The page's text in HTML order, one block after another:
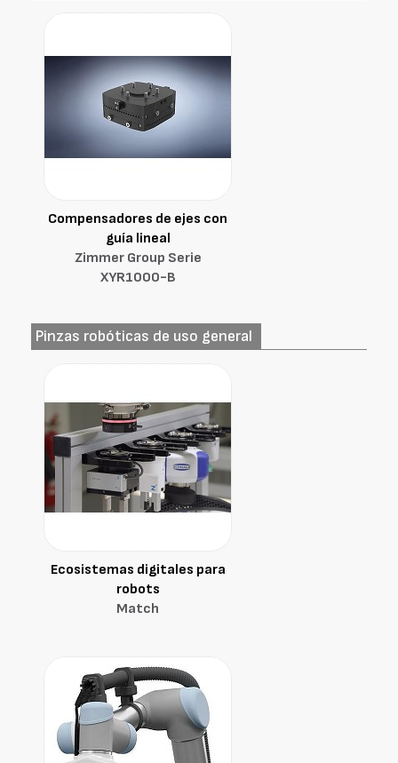
Compensadores de ejes con
guía lineal
Zimmer Group Serie
XYR1000-B
Pinzas robóticas de uso general
Ecosistemas digitales para
robots
Match